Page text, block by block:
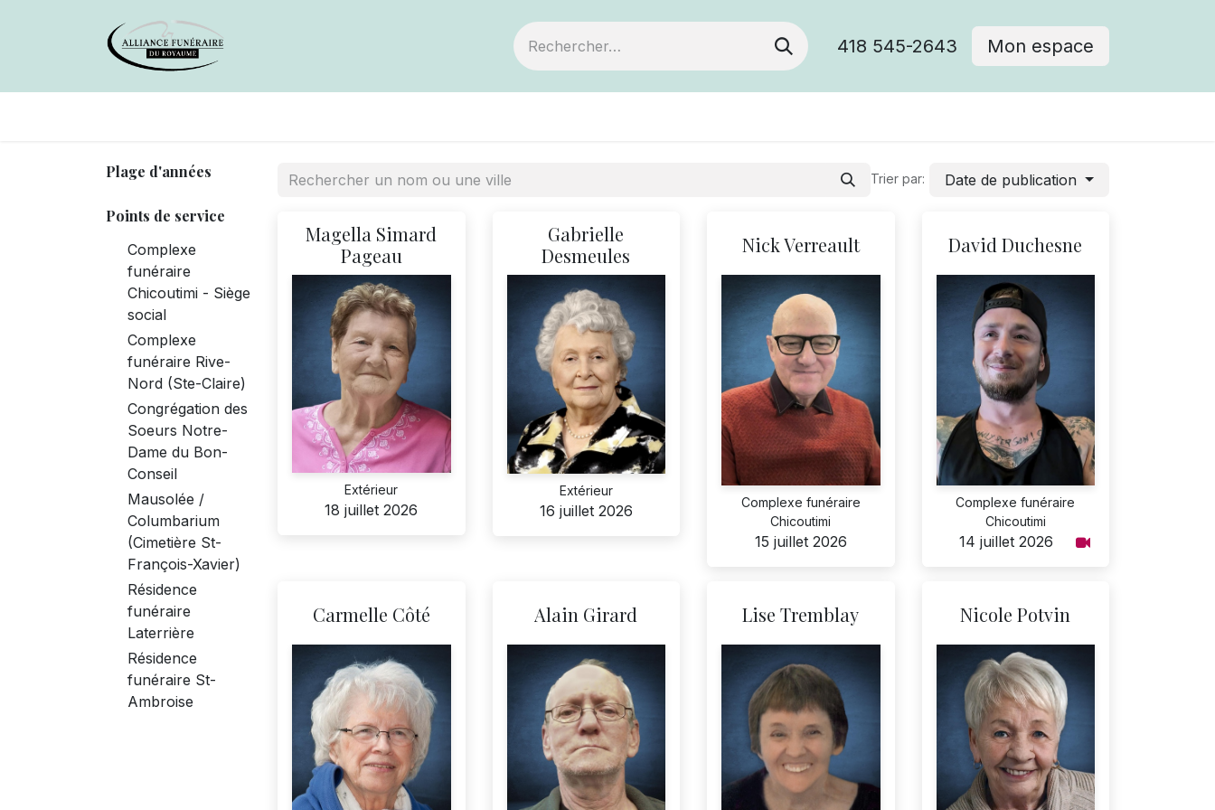
418 545-2643 Mon espace
Plage d'années
Points de service
Complexe
funéraire
Chicoutimi - Siège
social
Complexe
funéraire Rive-
Nord (Ste-Claire)
Congrégation des
Soeurs Notre-
Dame du Bon-
Conseil
Mausolée /
Columbarium
(Cimetière St-
François-Xavier)
Résidence
funéraire
Laterrière
Résidence
funéraire St-
Ambroise
Trier par: Date de publication
Magella Simard
Pageau
Extérieur
18 juillet 2026
Gabrielle
Desmeules
Extérieur
16 juillet 2026
Nick Verreault
Complexe funéraire
Chicoutimi
15 juillet 2026
David Duchesne
Complexe funéraire
Chicoutimi
14 juillet 2026
Carmelle Côté Alain Girard Lise Tremblay Nicole Potvin